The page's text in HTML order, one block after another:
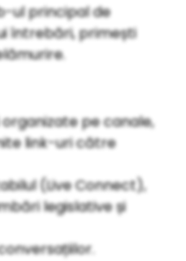
ul principal de
întrebări, primești
pe canale,
link-uri către
(Live Connect),
legislative și